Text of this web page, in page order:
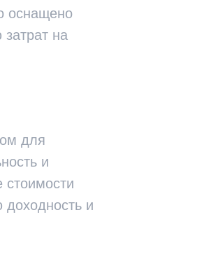
оснащено
на
для
и
стоимости
доходность и